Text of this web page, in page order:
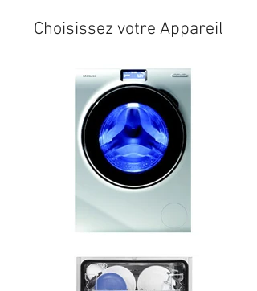
Choisissez votre Appareil